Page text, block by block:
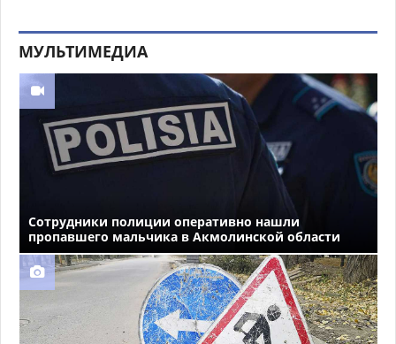
МУЛЬТИМЕДИА
Сотрудники полиции оперативно нашли
пропавшего мальчика в Акмолинской области